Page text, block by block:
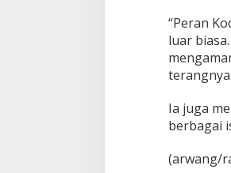
“Peran
luar
terangnya.
Ia juga
berbagai
(arwang/